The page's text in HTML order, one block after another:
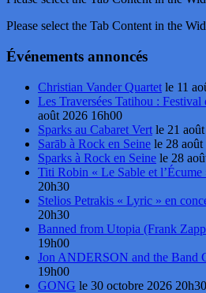
Please select the Tab Content in the
Événements annoncés
Christian Vander Quartet le 11
Les Traversées Tatihou : Festival
août 2026 16h00
Sparks au Cabaret Vert le 21
Sarāb à Rock en Seine le 28
Sparks à Rock en Seine le 28
Titi Robin « Le Sable et l’Écume
20h30
Stelios Petrakis « Lyric » en
20h30
Banned from Utopia (Frank
19h00
Jon ANDERSON and the Band
19h00
GONG le 30 octobre 2026 20h30